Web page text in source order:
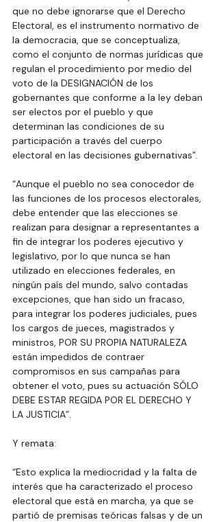
que no debe ignorarse que el Derecho
Electoral, es el instrumento normativo de
la democracia, que se conceptualiza,
como el conjunto de normas jurídicas que
regulan el procedimiento por medio del
voto de la DESIGNACIÓN de los
gobernantes que conforme a la ley deban
ser electos por el pueblo y que
determinan las condiciones de su
participación a través del cuerpo
electoral en las decisiones gubernativas”.
“Aunque el pueblo no sea conocedor de
las funciones de los procesos electorales,
debe entender que las elecciones se
realizan para designar a representantes a
fin de integrar los poderes ejecutivo y
legislativo, por lo que nunca se han
utilizado en elecciones federales, en
ningún país del mundo, salvo contadas
excepciones, que han sido un fracaso,
para integrar los poderes judiciales, pues
los cargos de jueces, magistrados y
ministros, POR SU PROPIA NATURALEZA
están impedidos de contraer
compromisos en sus campañas para
obtener el voto, pues su actuación SÓLO
DEBE ESTAR REGIDA POR EL DERECHO Y
LA JUSTICIA”.
Y remata:
“Esto explica la mediocridad y la falta de
interés que ha caracterizado el proceso
electoral que está en marcha, ya que se
partió de premisas teóricas falsas y de un